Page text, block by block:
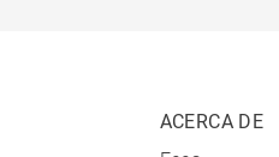
ACERCA DE